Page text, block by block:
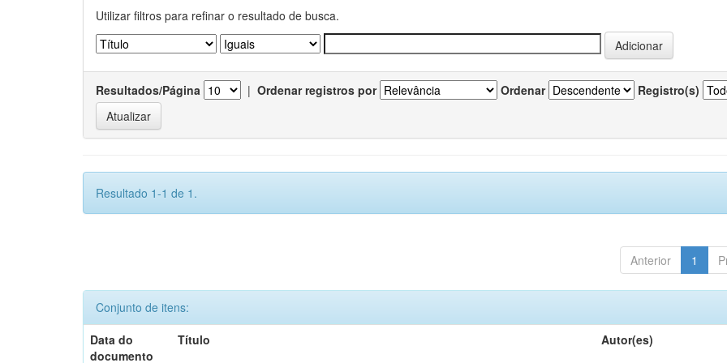
Utilizar filtros para refinar o resultado de busca.
Resultados/Página | Ordenar registros por Ordenar Registro(s)
Resultado 1-1 de 1.
Anterior 1
Conjunto de itens:
Data do
documento
Título Autor(es)